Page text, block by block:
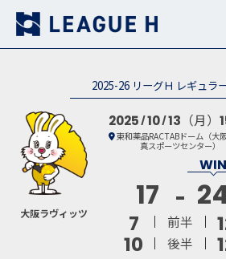
2025-26 リーグＨ レギュラ
大阪ラヴィッツ
2025 10 13 （月）
東和薬品RACTABドーム（大
真スポーツセンター）
17
7 前半
10
後半